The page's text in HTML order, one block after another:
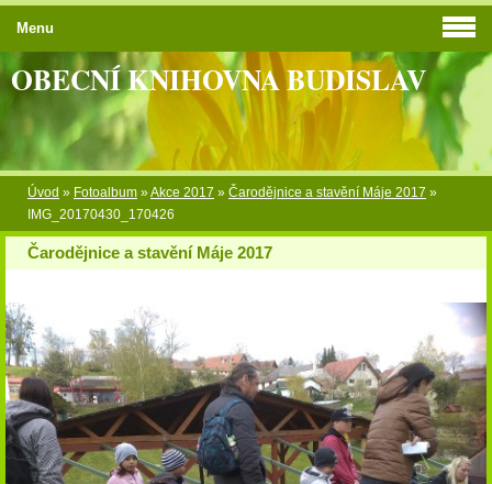
OBECNÍ KNIHOVNA BUDISLAV
Úvod » Fotoalbum »Akce 2017 » Čarodějnice a stavění Máje 2017 »
IMG_20170430_170426
Čarodějnice a stavění Máje 2017
Menu